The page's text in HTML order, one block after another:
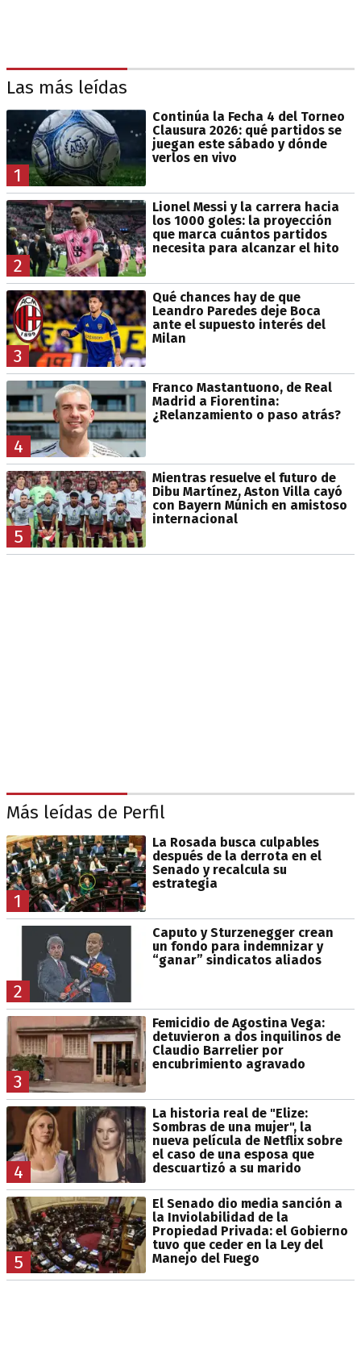
Las más leídas
1
Continúa la Fecha 4 del Torneo
Clausura 2026: qué partidos se
juegan este sábado y dónde
verlos en vivo
2
Lionel Messi y la carrera hacia
los 1000 goles: la proyección
que marca cuántos partidos
necesita para alcanzar el hito
3
Qué chances hay de que
Leandro Paredes deje Boca
ante el supuesto interés del
Milan
4
Franco Mastantuono, de Real
Madrid a Fiorentina:
¿Relanzamiento o paso atrás?
5
Mientras resuelve el futuro de
Dibu Martínez, Aston Villa cayó
con Bayern Múnich en amistoso
internacional
Más leídas de Perfil
1
La Rosada busca culpables
después de la derrota en el
Senado y recalcula su
estrategia
2
Caputo y Sturzenegger crean
un fondo para indemnizar y
“ganar” sindicatos aliados
3
Femicidio de Agostina Vega:
detuvieron a dos inquilinos de
Claudio Barrelier por
encubrimiento agravado
4
La historia real de "Elize:
Sombras de una mujer", la
nueva película de Netflix sobre
el caso de una esposa que
descuartizó a su marido
5
El Senado dio media sanción a
la Inviolabilidad de la
Propiedad Privada: el Gobierno
tuvo que ceder en la Ley del
Manejo del Fuego